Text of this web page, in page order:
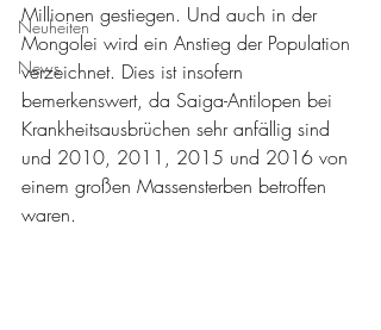
Neuheiten
News
Millionen gestiegen. Und auch in der
Mongolei wird ein Anstieg der Population
verzeichnet. Dies ist insofern
bemerkenswert, da Saiga-Antilopen bei
Krankheitsausbrüchen sehr anfällig sind
und 2010, 2011, 2015 und 2016 von
einem großen Massensterben betroffen
waren.